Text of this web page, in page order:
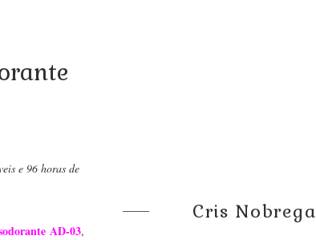
e 96 horas de
AD-03,
Cris Nobrega